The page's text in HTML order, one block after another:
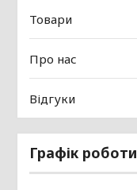
Товари
Про нас
Відгуки
Графік роботи